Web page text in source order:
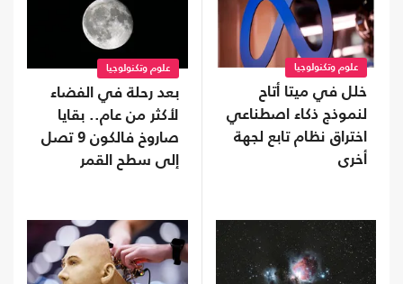
علوم وتكنولوجيا
خلل في ميتا أتاح
لنموذج ذكاء اصطناعي
اختراق نظام تابع لجهة
أخرى
علوم وتكنولوجيا
بعد رحلة في الفضاء
لأكثر من عام.. بقايا
صاروخ فالكون 9 تصل
إلى سطح القمر